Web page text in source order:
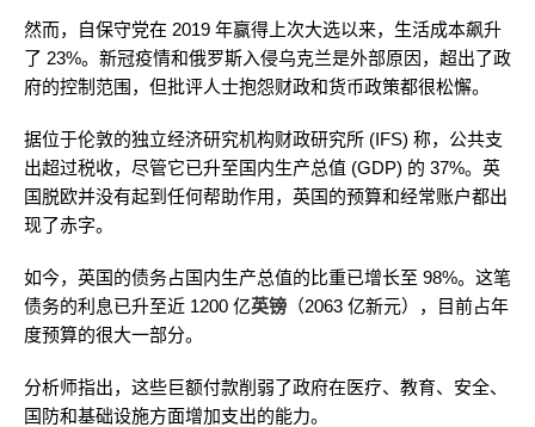
然而，自保守党在 2019 年赢得上次大选以来，生活成本飙升
了 23%。新冠疫情和俄罗斯入侵乌克兰是外部原因，超出了政
府的控制范围，但批评人士抱怨财政和货币政策都很松懈。
据位于伦敦的独立经济研究机构财政研究所 (IFS) 称，公共支
出超过税收，尽管它已升至国内生产总值 (GDP) 的 37%。英
国脱欧并没有起到任何帮助作用，英国的预算和经常账户都出
现了赤字。
如今，英国的债务占国内生产总值的比重已增长至 98%。这笔
债务的利息已升至近 1200 亿英镑 （2063 亿新元），目前占年
度预算的很大一部分。
分析师指出，这些巨额付款削弱了政府在医疗、教育、安全、
国防和基础设施方面增加支出的能力。